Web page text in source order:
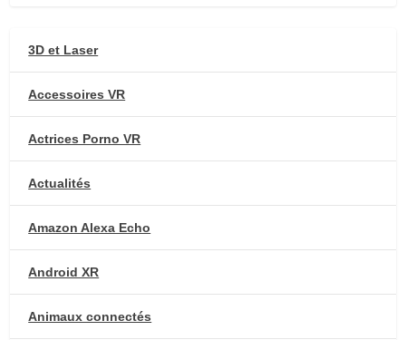
3D et Laser
Accessoires VR
Actrices Porno VR
Actualités
Amazon Alexa Echo
Android XR
Animaux connectés